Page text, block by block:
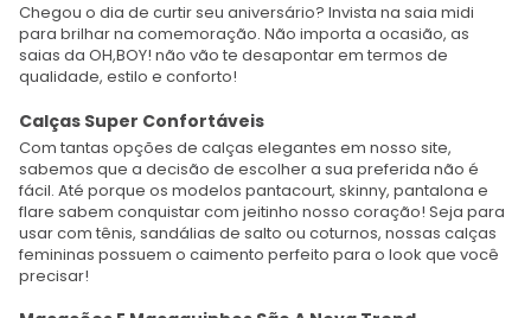
Chegou o dia de curtir seu aniversário? Invista na saia midi
para brilhar na comemoração. Não importa a ocasião, as
saias da OH,BOY! não vão te desapontar em termos de
qualidade, estilo e conforto!
Calças Super Confortáveis
Com tantas opções de calças elegantes em nosso site,
sabemos que a decisão de escolher a sua preferida não é
fácil. Até porque os modelos pantacourt, skinny, pantalona e
flare sabem conquistar com jeitinho nosso coração! Seja para
usar com tênis, sandálias de salto ou coturnos, nossas calças
femininas possuem o caimento perfeito para o look que você
precisar!